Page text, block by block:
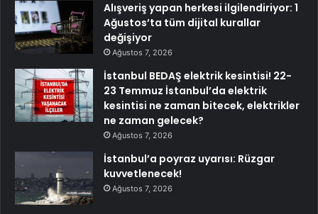
Alışveriş yapan herkesi ilgilendiriyor: 1
Ağustos’ta tüm dijital kurallar
değişiyor
Ağustos 7, 2026
İstanbul BEDAŞ elektrik kesintisi! 22-
23 Temmuz İstanbul’da elektrik
kesintisi ne zaman bitecek, elektrikler
ne zaman gelecek?
Ağustos 7, 2026
İstanbul’a poyraz uyarısı: Rüzgar
kuvvetlenecek!
Ağustos 7, 2026